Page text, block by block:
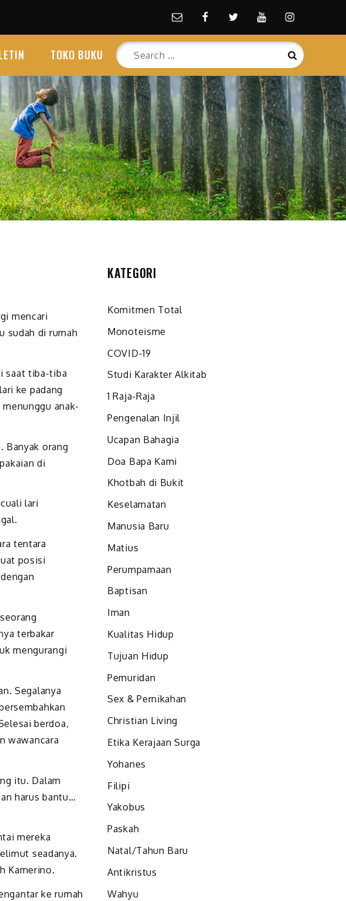
Email facebookTwitterYoutubeInstagram
TOKO BUKU
Search
for:
Search
mencari
sudah di rumah
saat tiba-tiba
ke padang
anak-
Banyak orang
di
lari
tentara
posisi
terbakar
mengurangi
Segalanya
berdoa,
wawancara
itu. Dalam
harus bantu…
mereka
seadanya.
Kamerino.
ke rumah
KATEGORI
Komitmen Total
Monoteisme
COVID-19
Studi Karakter Alkitab
1 Raja-Raja
Pengenalan Injil
Ucapan Bahagia
Doa Bapa Kami
Khotbah di Bukit
Keselamatan
Manusia Baru
Matius
Perumpamaan
Baptisan
Iman
Kualitas Hidup
Tujuan Hidup
Pemuridan
Sex & Pernikahan
Christian Living
Etika Kerajaan Surga
Yohanes
Filipi
Yakobus
Paskah
Natal/Tahun Baru
Antikristus
Wahyu